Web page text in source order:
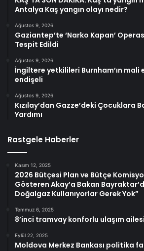
Antalya Kaş yangın olayı nedir?
Ağustos 9, 2026
Gaziantep’te ‘Narko Kapan’
Tespit Edildi
Ağustos 9, 2026
İngiltere yetkilileri Burnham’ın mali
endişeli
Ağustos 9, 2026
Kızılay’dan Gazze’deki Çocuklara
Yardımı
Rastgele Haberler
Kasım 12, 2025
2026 Bütçesi Plan ve Bütçe
Gösteren Akay’a Bakan
Doğalgaz Kullanıyorlar Gerek Yok”
Temmuz 6, 2025
8’inci tramvay konforlu ulaşım
Eylül 22, 2025
Moldova Merkez Bankası politika